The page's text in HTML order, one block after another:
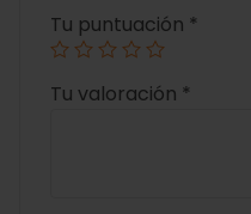
Tu puntuación *
Tu valoración *